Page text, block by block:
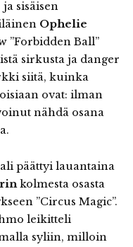
sisäisen
Ophelie
”Forbidden Ball”
sirkusta ja danger
siitä, kuinka
ovat: ilman
nähdä osana
päättyi lauantaina
kolmesta osasta
”Circus Magic”.
leikitteli
syliin, milloin